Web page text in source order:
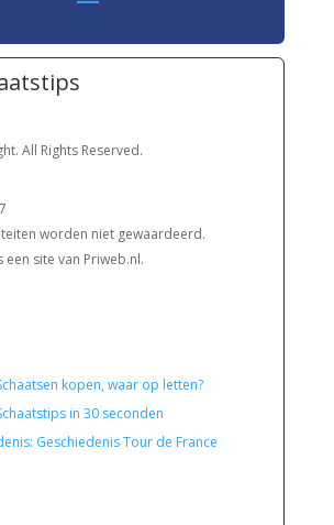
All Rights Reserved.
worden niet gewaardeerd.
een site van Priweb.nl.
kopen, waar op letten?
in 30 seconden
Geschiedenis Tour de France